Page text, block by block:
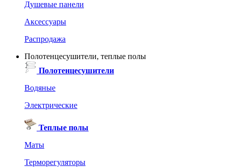
Душевые панели
Аксессуары
Распродажа
Полотенцесушители, теплые полы
Полотенцесушители
Водяные
Электрические
Теплые полы
Маты
Терморегуляторы